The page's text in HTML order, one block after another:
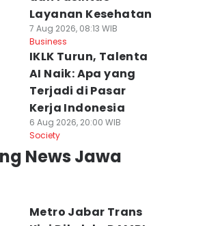
Layanan Kesehatan
7 Aug 2026, 08:13 WIB
Business
IKLK Turun, Talenta
AI Naik: Apa yang
Terjadi di Pasar
Kerja Indonesia
6 Aug 2026, 20:00 WIB
Society
News Jawa
Metro Jabar Trans